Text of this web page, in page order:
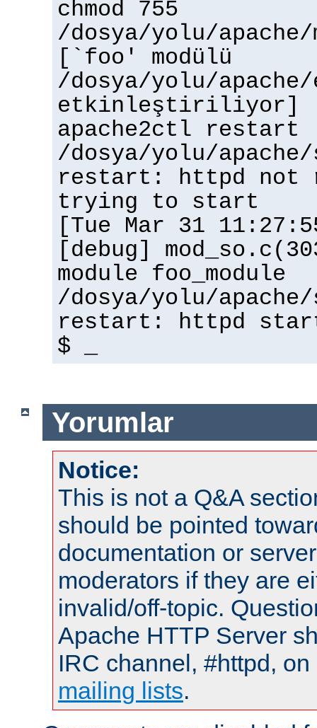
chmod 755
/dosya/yolu/apache/
[`foo' modülü
/dosya/yolu/
etkinleştiriliyor]
apache2ctl restart
/dosya/yolu/
restart: httpd not
trying to start
[Tue Mar 31
[debug]
module foo_module
/dosya/yolu/
restart: httpd
$ _
Yorumlar
Notice:
This is not a Q&A
should be pointed
documentation or
moderators if they are
invalid/off-topic.
Apache HTTP Server
IRC channel, #httpd,
mailing lists.